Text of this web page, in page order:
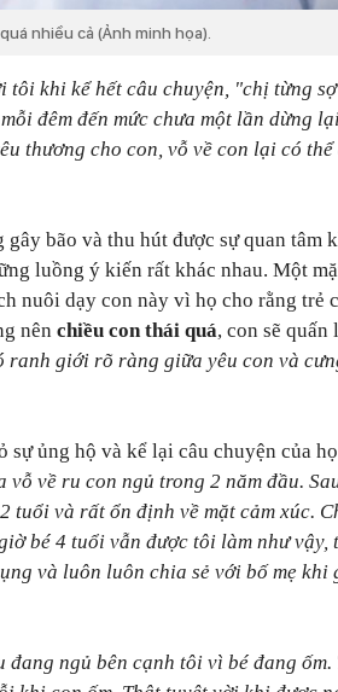
nhiều cả (Ảnh minh họa).
tôi khi kể hết câu chuyện, "chị từng
đêm đến mức chưa một lần dừng
thương cho con, vỗ về con lại có thể
gây bão và thu hút được sự quan tâm
luồng ý kiến rất khác nhau. Một
nuôi dạy con này vì họ cho rằng trẻ
nên chiều con thái quá, con sẽ quấn
ranh giới rõ ràng giữa yêu con và
sự ủng hộ và kể lại câu chuyện của
vỗ về ru con ngủ trong 2 năm đầu.
tuổi và rất ổn định về mặt cảm xúc.
bé 4 tuổi vẫn được tôi làm như vậy,
và luôn luôn chia sẻ với bố mẹ khi
đang ngủ bên cạnh tôi vì bé đang ốm.